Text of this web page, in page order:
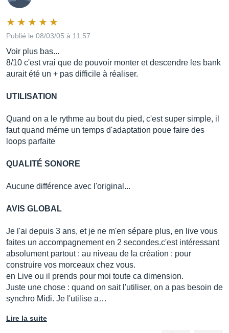
Publié le 08/03/05 à 11:57
Voir plus bas...
8/10 c'est vrai que de pouvoir monter et descendre les bank
aurait été un + pas difficile à réaliser.
UTILISATION
Quand on a le rythme au bout du pied, c'est super simple, il
faut quand méme un temps d'adaptation poue faire des
loops parfaite
QUALITÉ SONORE
Aucune différence avec l'original...
AVIS GLOBAL
Je l'ai depuis 3 ans, et je ne m'en sépare plus, en live vous
faites un accompagnement en 2 secondes.c'est intéressant
absolument partout : au niveau de la création : pour
construire vos morceaux chez vous.
en Live ou il prends pour moi toute ca dimension.
Juste une chose : quand on sait l'utiliser, on a pas besoin de
synchro Midi. Je l'utilise a…
Lire la suite